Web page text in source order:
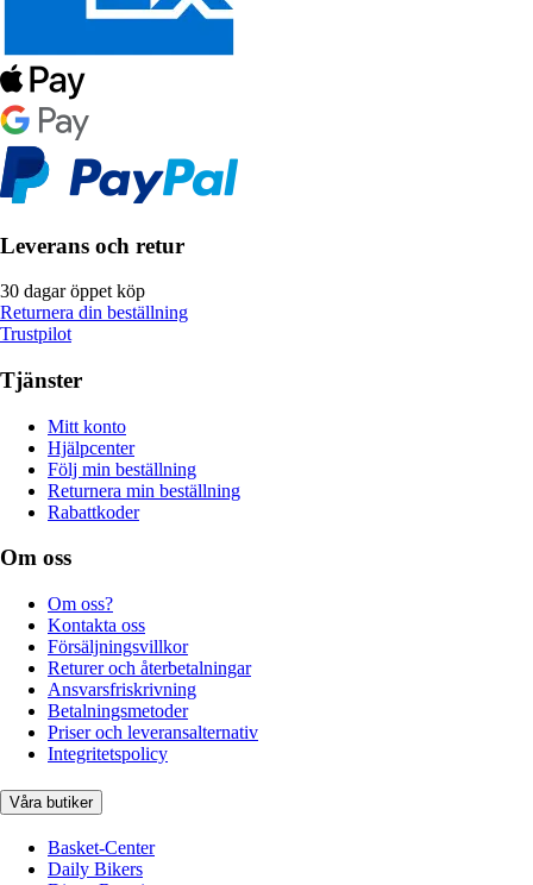
Leverans och retur
30 dagar öppet köp
Returnera din beställning
Trustpilot
Tjänster
Mitt konto
Hjälpcenter
Följ min beställning
Returnera min beställning
Rabattkoder
Om oss
Om oss?
Kontakta oss
Försäljningsvillkor
Returer och återbetalningar
Ansvarsfriskrivning
Betalningsmetoder
Priser och leveransalternativ
Integritetspolicy
Våra butiker
Basket-Center
Daily Bikers